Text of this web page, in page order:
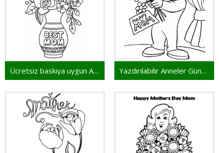
Ücretsiz baskıya uygun Anneler Günü Yazdırılabilir Anneler Günü çizimi